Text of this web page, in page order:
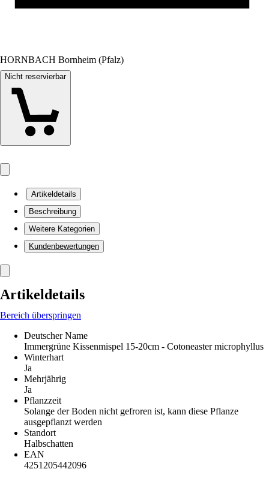
HORNBACH Bornheim (Pfalz)
Nicht reservierbar
Artikeldetails
Beschreibung
Weitere Kategorien
Kundenbewertungen
Artikeldetails
Bereich überspringen
Deutscher Name
Immergrüne Kissenmispel 15-20cm - Cotoneaster microphyllus
Winterhart
Ja
Mehrjährig
Ja
Pflanzzeit
Solange der Boden nicht gefroren ist, kann diese Pflanze
ausgepflanzt werden
Standort
Halbschatten
EAN
4251205442096